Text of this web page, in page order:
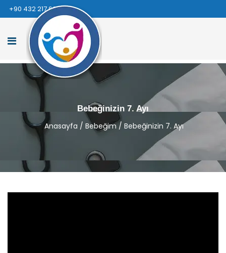
+90 432 217 66 66
Bebeğinizin 7. Ayı
Anasayfa / Bebeğim / Bebeğinizin 7. Ayı